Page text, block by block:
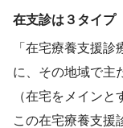
在支診は３タイプ
「在宅療養支援
に、その地域で主
（在宅をメインと
この在宅療養支援